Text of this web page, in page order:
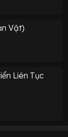
Vật)
Liên Tục